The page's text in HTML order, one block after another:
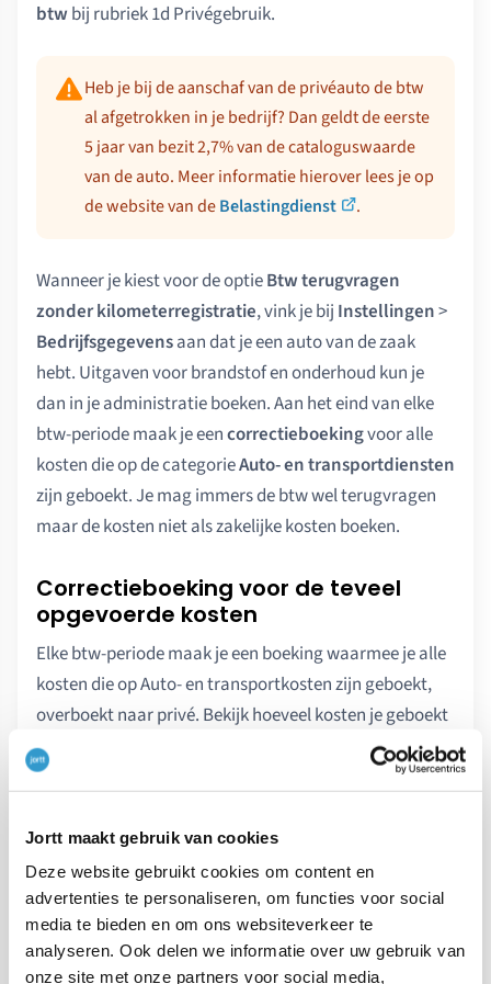
Jortt maakt gebruik van cookies
Deze website gebruikt cookies om content en
advertenties te personaliseren, om functies voor social
media te bieden en om ons websiteverkeer te
analyseren. Ook delen we informatie over uw gebruik van
onze site met onze partners voor social media,
btw bij rubriek 1d Privégebruik.
Heb je bij de aanschaf van de privéauto de btw
al afgetrokken in je bedrijf? Dan geldt de eerste
5 jaar van bezit 2,7% van de cataloguswaarde
van de auto. Meer informatie hierover lees je op
de website van deBelastingdienst .
Wanneer je kiest voor de optieBtw terugvragen
zonder kilometerregistratie, vink je bij Instellingen>
Bedrijfsgegevensaan dat je een auto van de zaak
hebt. Uitgaven voor brandstof en onderhoud kun je
dan in je administratie boeken. Aan het eind van elke
btw-periode maak je eencorrectieboekingvoor alle
kosten die op de categorieAuto- en transportdiensten
zijn geboekt. Je mag immers de btw wel terugvragen
maar de kosten niet als zakelijke kosten boeken.
Correctieboeking voor de teveel
opgevoerde kosten
Elke btw-periode maak je een boeking waarmee je alle
kosten die op Auto- en transportkosten zijn geboekt,
overboekt naar privé. Bekijk hoeveel kosten je geboekt
hebt op Auto- en transportkosten:
verliesrekening.
Stel de juiste periode in door op het jaartal te
klikken.
Neem het bedrag over dat bij Kosten > Auto- en